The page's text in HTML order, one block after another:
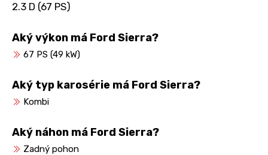
2.3 D (67 PS)
Aký výkon má Ford Sierra?
67 PS (49 kW)
Aký typ karosérie má Ford Sierra?
Kombi
Aký náhon má Ford Sierra?
Zadný pohon